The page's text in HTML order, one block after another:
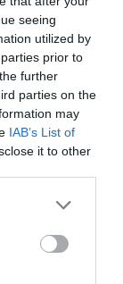
seeing
utilized by
prior to
further
parties on the
may
IAB’s List of
it to other
more Google
may click to
tags to
below Google
δικαίωση
δασικών